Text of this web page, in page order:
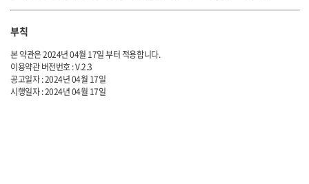
부칙
본 약관은 2024년 04월 17일 부터 적용합니다.
이용약관 버전번호 : V.2.3
공고일자 : 2024년 04월 17일
시행일자 : 2024년 04월 17일